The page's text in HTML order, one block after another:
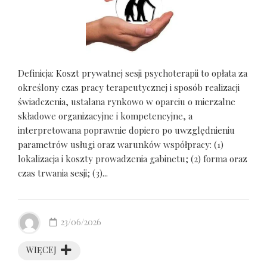
Definicja: Koszt prywatnej sesji psychoterapii to opłata za
określony czas pracy terapeutycznej i sposób realizacji
świadczenia, ustalana rynkowo w oparciu o mierzalne
składowe organizacyjne i kompetencyjne, a
interpretowana poprawnie dopiero po uwzględnieniu
parametrów usługi oraz warunków współpracy: (1)
lokalizacja i koszty prowadzenia gabinetu; (2) forma oraz
czas trwania sesji; (3)...
WIĘCEJ
23/06/2026